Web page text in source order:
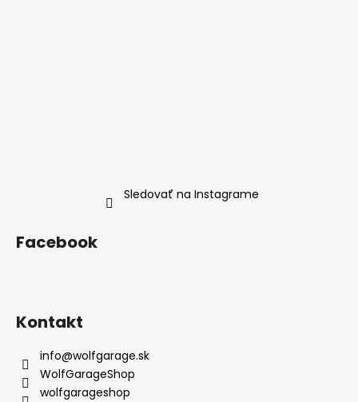
Sledovať na Instagrame
Facebook
Kontakt
info@wolfgarage.sk
WolfGarageShop
wolfgarageshop